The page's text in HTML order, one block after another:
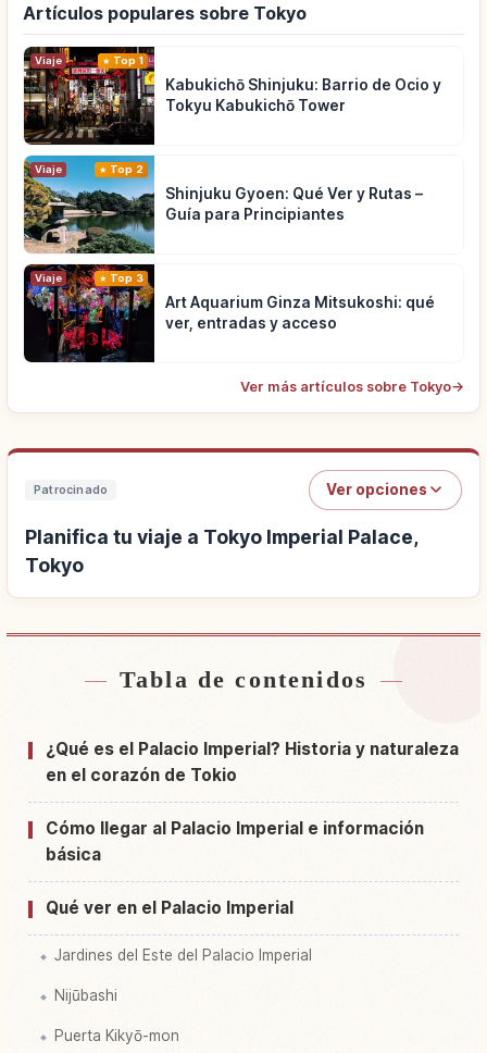
Artículos populares sobre Tokyo
Viaje Top 1
Kabukichō Shinjuku: Barrio de Ocio y
Tokyu Kabukichō Tower
Viaje Top 2
Shinjuku Gyoen: Qué Ver y Rutas –
Guía para Principiantes
Viaje Top 3
Art Aquarium Ginza Mitsukoshi: qué
ver, entradas y acceso
Ver más artículos sobre Tokyo→
Patrocinado Ver opciones
Planifica tu viaje a Tokyo Imperial Palace,
Tokyo
Buscar alojamiento cerca de Tokyo Imperial
Buscar experiencias en Tokyo Imperial Palace,
Tokyo
Tabla de contenidos
¿Qué es el Palacio Imperial? Historia y naturaleza
en el corazón de Tokio
Cómo llegar al Palacio Imperial e información
básica
Qué ver en el Palacio Imperial
Jardines del Este del Palacio Imperial
Nijūbashi
Puerta Kikyō-mon